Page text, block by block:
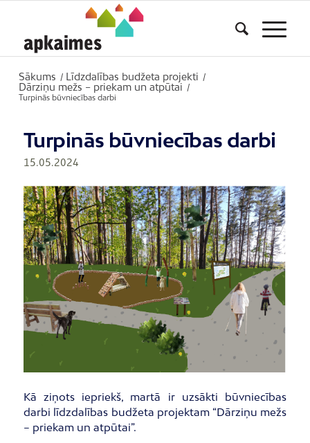
Sākums / Līdzdalības budžeta projekti /
Dārziņu mežs – priekam un atpūtai
/
Turpinās būvniecības darbi
Turpinās būvniecības darbi
15.05.2024
Kā ziņots iepriekš, martā ir uzsākti būvniecības
darbi līdzdalības budžeta projektam “Dārziņu mežs
– priekam un atpūtai”.